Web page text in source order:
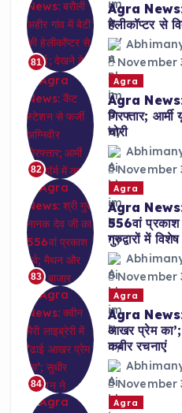
81
Agra News:
हेलीकॉप्टर से
November
82
Agra
Agra News:
गिरफ्तार; आर्मी
चोरी
November
83
Agra
Agra News:
556वां प्रकाश
गुरुद्वारों में
November
84
Agra
Agra News:
आखर प्रेम का’;
कबीर रचनाएं
November
Agra